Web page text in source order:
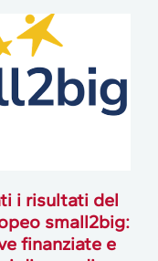
i risultati del
small2big:
finanziate e